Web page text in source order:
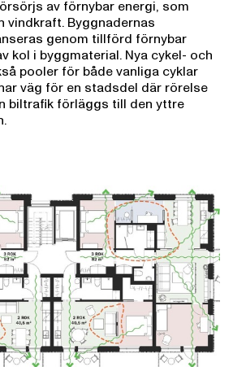
av förnybar energi, som
vindkraft. Byggnadernas
genom tillförd förnybar
kol i byggmaterial. Nya cykel- och
pooler för både vanliga cyklar
väg för en stadsdel där rörelse
biltrafik förläggs till den yttre